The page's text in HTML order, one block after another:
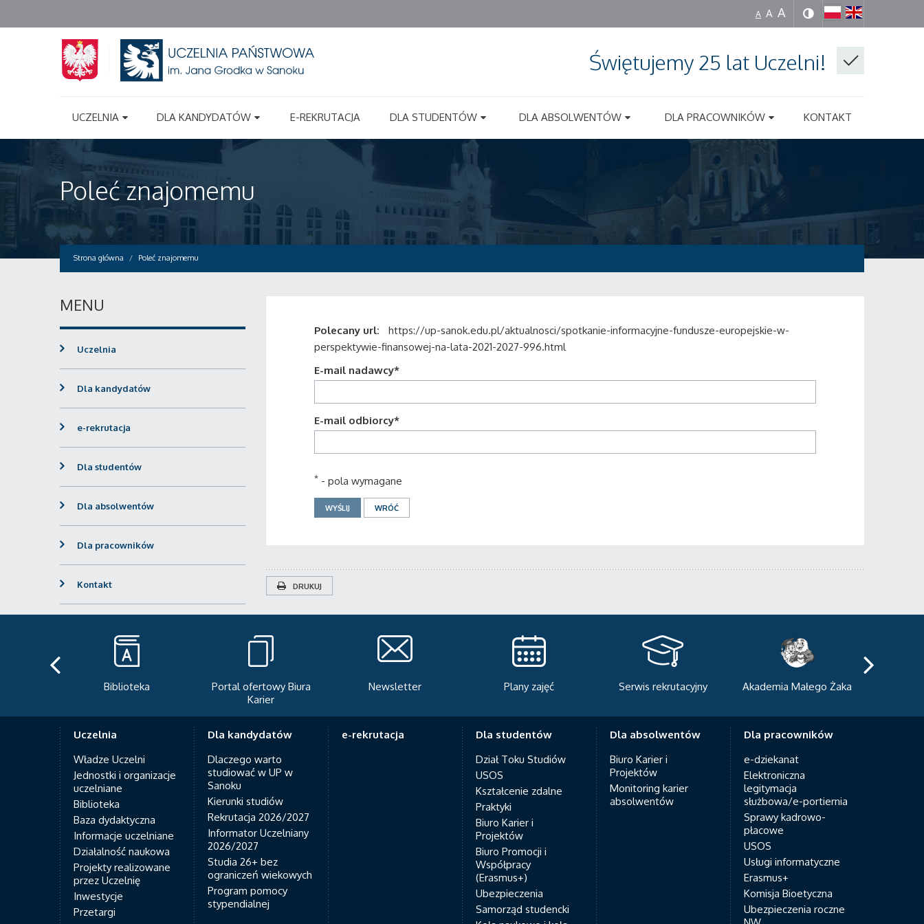
A A A
Świętujemy 25 lat Uczelni!
UCZELNIA DLA KANDYDATÓW E-REKRUTACJA DLA STUDENTÓW DLA ABSOLWENTÓW DLA PRACOWNIKÓW KONTAKT
Poleć znajomemu
Strona główna Poleć znajomemu
Polecany url:
https://up-sanok.edu.pl/aktualnosci/spotkanie-informacyjne-fundusze-europejskie-w-
perspektywie-finansowej-na-lata-2021-2027-996.html
E-mail nadawcy*
E-mail odbiorcy*
* - pola wymagane
DRUKUJ
MENU
Uczelnia
Dla kandydatów
e-rekrutacja
Dla studentów
Dla absolwentów
Dla pracowników
Kontakt
Biblioteka
Portal ofertowy Biura
Karier
Newsletter Plany zajęć Serwis rekrutacyjny Akademia Małego Żaka
Uczelnia
Władze Uczelni
Jednostki i organizacje
uczelniane
Biblioteka
Baza dydaktyczna
Informacje uczelniane
Działalność naukowa
Projekty realizowane
przez Uczelnię
Inwestycje
Przetargi
Dla kandydatów
Dlaczego warto
studiować w UP w
Sanoku
Kierunki studiów
Rekrutacja 2026/2027
Informator Uczelniany
2026/2027
Studia 26+ bez
ograniczeń wiekowych
Program pomocy
stypendialnej
e-rekrutacja
Dla studentów
Dział Toku Studiów
USOS
Kształcenie zdalne
Praktyki
Biuro Karier i
Projektów
Biuro Promocji i
Współpracy
(Erasmus+)
Ubezpieczenia
Samorząd studencki
Dla absolwentów
Biuro Karier i
Projektów
Monitoring karier
absolwentów
Dla pracowników
e-dziekanat
Elektroniczna
legitymacja
służbowa/e-portiernia
Sprawy kadrowo-
płacowe
USOS
Usługi informatyczne
Erasmus+
Komisja Bioetyczna
Ubezpieczenia roczne